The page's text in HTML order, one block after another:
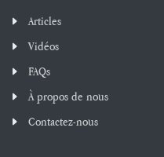
Articles
Vidéos
FAQs
À propos de nous
Contactez-nous